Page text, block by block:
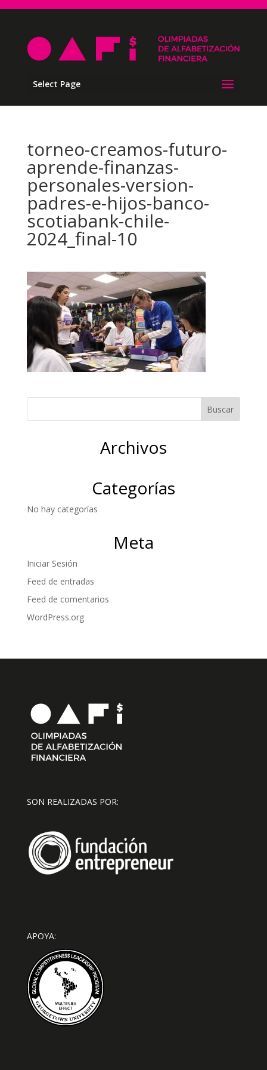
Select Page
torneo-creamos-futuro-
aprende-finanzas-
personales-version-
padres-e-hijos-banco-
scotiabank-chile-
2024_final-10
Archivos
Categorías
No hay categorías
Meta
Iniciar Sesión
Feed de entradas
Feed de comentarios
WordPress.org
SON REALIZADAS POR:
APOYA: